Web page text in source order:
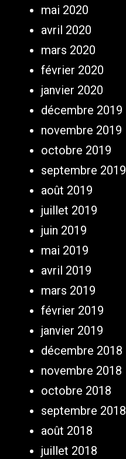
mai 2020
avril 2020
mars 2020
février 2020
janvier 2020
décembre 2019
novembre 2019
octobre 2019
septembre 2019
août 2019
juillet 2019
juin 2019
mai 2019
avril 2019
mars 2019
février 2019
janvier 2019
décembre 2018
novembre 2018
octobre 2018
septembre 2018
août 2018
juillet 2018